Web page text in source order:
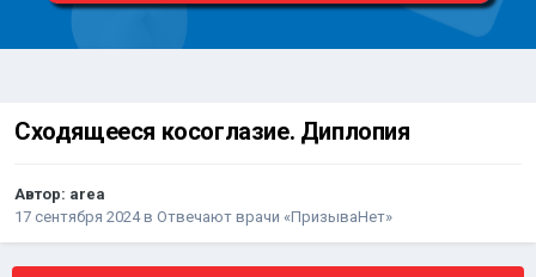
Сходящееся косоглазие. Диплопия
Автор: area
17 сентября 2024в Отвечают врачи «ПризываНет»